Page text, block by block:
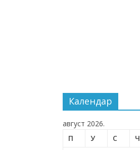
Календар
август 2026.
П
У С Ч